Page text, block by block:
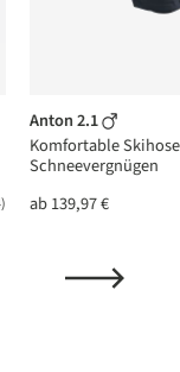
Bewertung
Anton 2.1
Komfortable
Schneevergnügen
ab139,97 €